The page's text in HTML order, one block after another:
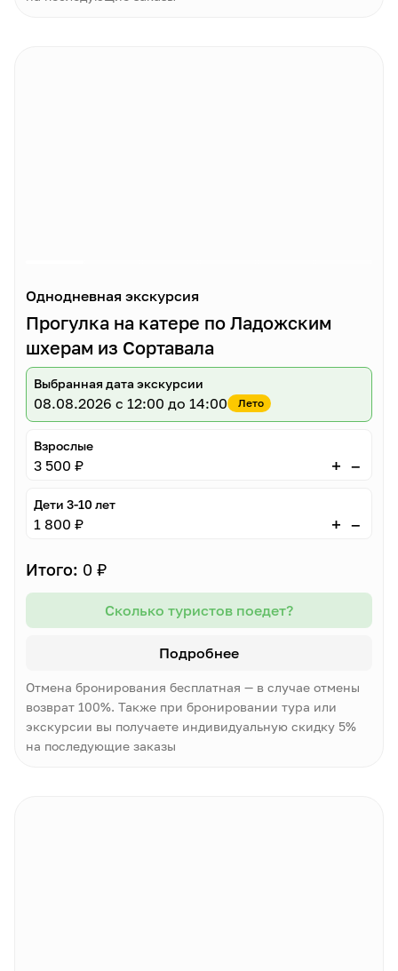
Однодневная экскурсия
Прогулка на катере по Ладожским
шхерам из Сортавала
Выбранная дата экскурсии
08.08.2026 с 12:00 до 14:00 Лето
Взрослые
3 500 ₽ + –
Дети 3-10 лет
1 800 ₽ + –
Итого: 0 ₽
Сколько туристов поедет?
Подробнее
Отмена бронирования бесплатная — в случае отмены
возврат 100%. Также при бронировании тура или
экскурсии вы получаете индивидуальную скидку 5%
на последующие заказы